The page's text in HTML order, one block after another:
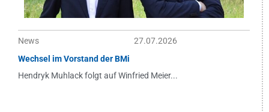
News
27.07.2026
Wechsel im Vorstand der BMi
Hendryk Muhlack folgt auf Winfried Meier...